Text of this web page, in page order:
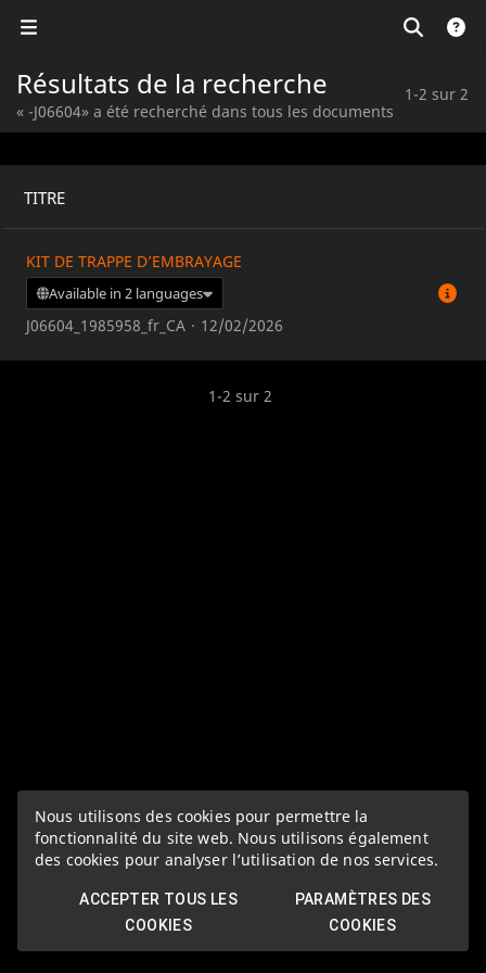
Nous utilisons des cookies pour permettre la
fonctionnalité du site web. Nous utilisons également
des cookies pour analyser l’utilisation de nos services.
ACCEPTER TOUS LES
COOKIES
PARAMÈTRES DES
COOKIES
Résultats de la recherche
« -J06604» a été recherché dans tous les documents
1-2 sur 2
TITRE
KIT DE TRAPPE D’EMBRAYAGE
Available in 2 languages
J06604_1985958_fr_CA · 12/02/2026
1-2 sur 2